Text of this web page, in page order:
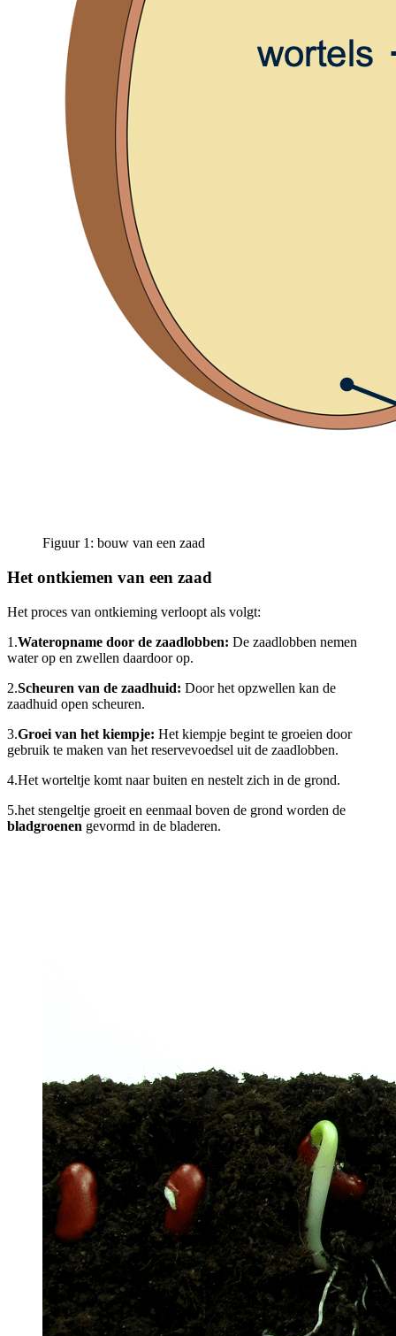
Figuur 1: bouw van een zaad
Het ontkiemen van een zaad
Het proces van ontkieming verloopt als volgt:
1.Wateropname door de zaadlobben: De zaadlobben nemen
water op en zwellen daardoor op.
2.Scheuren van de zaadhuid: Door het opzwellen kan de
zaadhuid open scheuren.
3.Groei van het kiempje: Het kiempje begint te groeien door
gebruik te maken van het reservevoedsel uit de zaadlobben.
4.Het worteltje komt naar buiten en nestelt zich in de grond.
5.het stengeltje groeit en eenmaal boven de grond worden de
bladgroenen gevormd in de bladeren.